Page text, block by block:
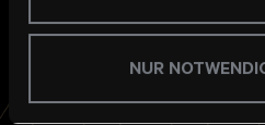
NUR